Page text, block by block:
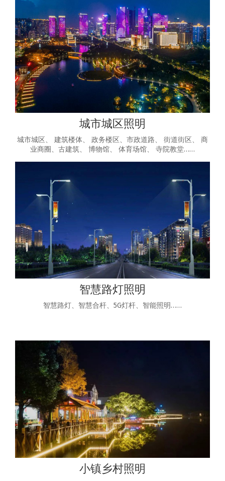
城市城区照明
城市城区、 建筑楼体、 政务楼区、市政道路、 街道街区、 商
业商圈、古建筑、 博物馆、 体育场馆、 寺院教堂……
智慧路灯照明
智慧路灯、智慧合杆、5G灯杆、智能照明……
小镇乡村照明